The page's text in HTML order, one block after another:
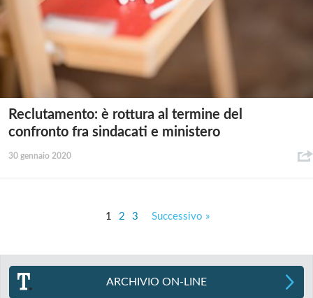
Reclutamento: è rottura al termine del
confronto fra sindacati e ministero
30 gennaio 2020
1 2 3 Successivo »
ARCHIVIO ON-LINE